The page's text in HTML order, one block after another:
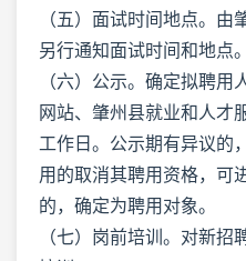
（五）面试时间地点。
另行通知面试时间和地点。
（六）公示。确定拟聘
网站、肇州县就业和人才
工作日。公示期有异议的
用的取消其聘用资格，可
的，确定为聘用对象。
（七）岗前培训。对新